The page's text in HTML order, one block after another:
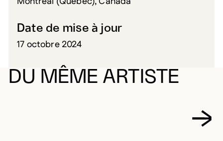
Date de mise à jour
17 octobre 2024
DU MÊME ARTISTE